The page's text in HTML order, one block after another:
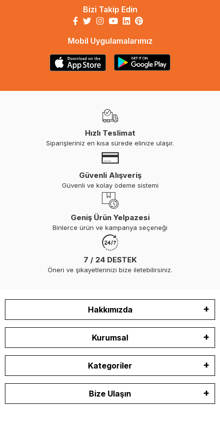
Bizi Takip Edin
Mobil Uygulamalarımız
Hızlı Teslimat
Siparişleriniz en kısa sürede elinize ulaşır.
Güvenli Alışveriş
Güvenli ve kolay ödeme sistemi
Geniş Ürün Yelpazesi
Binlerce ürün ve kampanya seçeneği
7 / 24 DESTEK
Öneri ve şikayetlerinizi bize iletebilirsiniz.
Hakkımızda
Kurumsal
Kategoriler
Bize Ulaşın